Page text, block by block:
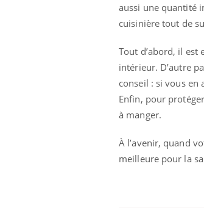
aussi une quantité
cuisinière tout de
Tout d’abord, il est
intérieur. D’autre
conseil : si vous en
Enfin, pour
à manger.
À l’avenir, quand
meilleure pour la
expliquer ma maladie
Il y a des sujets qui sont faciles